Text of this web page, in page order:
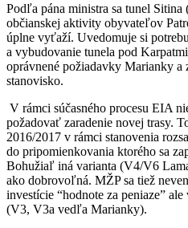
Podľa pána ministra sa tunel
občianskej aktivity obyvateľov
úplne vyťaží. Uvedomuje si
a vybudovanie tunela pod
oprávnené požiadavky Marianky a
stanovisko.
V rámci súčasného procesu EIA
požadovať zaradenie novej trasy.
2016/2017 v rámci stanovenia
do pripomienkovania ktorého sa
Bohužiaľ iná varianta (V4/V6
ako dobrovoľná. MŽP sa tiež
investície “hodnote za peniaze”
(V3, V3a vedľa Marianky).